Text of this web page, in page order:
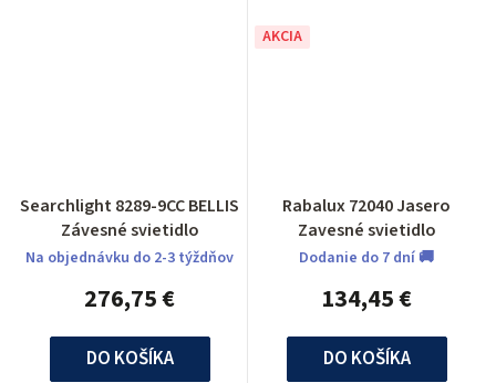
Searchlight 8289-9CC BELLIS
Závesné svietidlo
Na objednávku do 2-3 týždňov
276,75 €
DO KOŠÍKA
AKCIA
Rabalux 72040 Jasero
Zavesné svietidlo
Dodanie do 7 dní 🚚
134,45 €
DO KOŠÍKA